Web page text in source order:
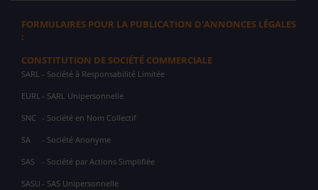
FORMULAIRES POUR LA PUBLICATION D'ANNONCES LÉGALES
:
CONSTITUTION DE SOCIÉTÉ COMMERCIALE
SARL - Société à Responsabilité Limitée
EURL - SARL Unipersonnelle
SNC - Société en Nom Collectif
SA - Société Anonyme
SAS - Société par Actions Simplifiée
SASU - SAS Unipersonnelle